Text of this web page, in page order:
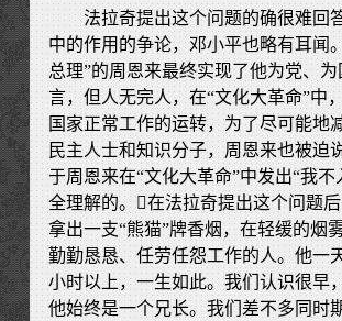
法拉奇提出这个问题的确很难回
中的作用的争论，邓小平也略有耳闻
总理”的周恩来最终实现了他为党、
言，但人无完人，在“文化大革命”中
国家正常工作的运转，为了尽可能地
民主人士和知识分子，周恩来也被迫
于周恩来在“文化大革命”中发出“我
全理解的。在法拉奇提出这个问题
拿出一支“熊猫”牌香烟，在轻缓的烟
勤勤恳恳、任劳任怨工作的人。他一
小时以上，一生如此。我们认识很早
他始终是一个兄长。我们差不多同时